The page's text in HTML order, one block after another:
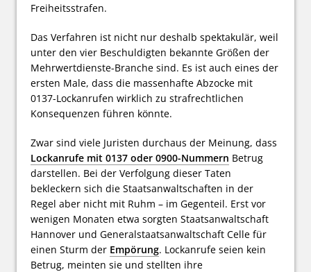
Freiheitsstrafen.
Das Verfahren ist nicht nur deshalb spektakulär, weil
unter den vier Beschuldigten bekannte Größen der
Mehrwertdienste-Branche sind. Es ist auch eines der
ersten Male, dass die massenhafte Abzocke mit
0137-Lockanrufen wirklich zu strafrechtlichen
Konsequenzen führen könnte.
Zwar sind viele Juristen durchaus der Meinung, dass
Lockanrufe mit 0137 oder 0900-Nummern Betrug
darstellen. Bei der Verfolgung dieser Taten
bekleckern sich die Staatsanwaltschaften in der
Regel aber nicht mit Ruhm – im Gegenteil. Erst vor
wenigen Monaten etwa sorgten Staatsanwaltschaft
Hannover und Generalstaatsanwaltschaft Celle für
einen Sturm der Empörung. Lockanrufe seien kein
Betrug, meinten sie und stellten ihre